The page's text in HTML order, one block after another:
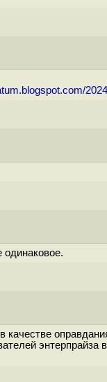
одинаковое.